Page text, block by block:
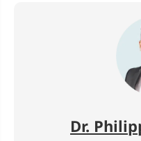
Dr.